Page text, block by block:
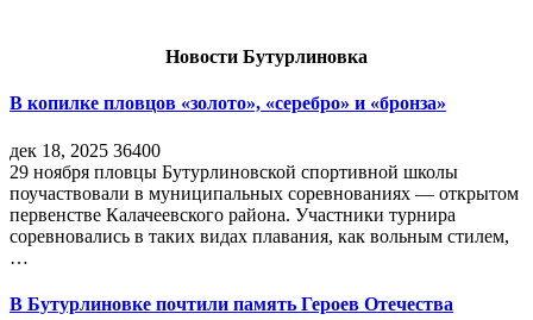
Новости Бутурлиновка
В копилке пловцов «золото», «серебро» и «бронза»
дек 18, 2025 36400
29 ноября пловцы Бутурлиновской спортивной школы
поучаствовали в муниципальных соревнованиях — открытом
первенстве Калачеевского района. Участники турнира
соревновались в таких видах плавания, как вольным стилем,
…
В Бутурлиновке почтили память Героев Отечества